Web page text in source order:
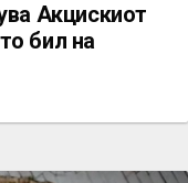
Акцискиот
бил на